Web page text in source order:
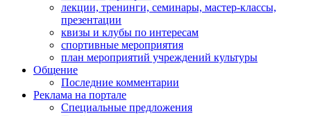
лекции, тренинги, семинары, мастер-классы,
презентации
квизы и клубы по интересам
спортивные мероприятия
план мероприятий учреждений культуры
Общение
Последние комментарии
Реклама на портале
Специальные предложения